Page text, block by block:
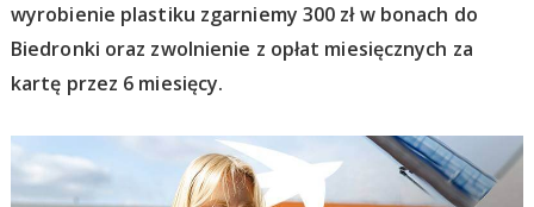
wyrobienie plastiku zgarniemy 300 zł w bonach do
Biedronki oraz zwolnienie z opłat miesięcznych za
kartę przez 6 miesięcy.